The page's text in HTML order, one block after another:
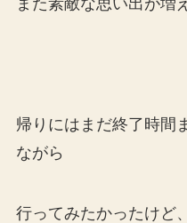
また素敵な思い出が増
帰りにはまだ終了時間
ながら
行ってみたかったけど